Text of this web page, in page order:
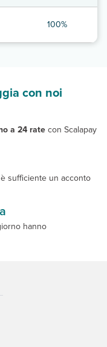
100%
con noi
a 24 ratecon Scalapay
sufficiente un acconto
hanno